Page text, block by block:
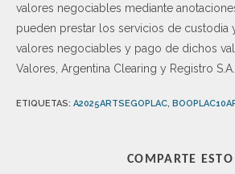
valores negociables mediante
pueden prestar los servicios de custodia
valores negociables y pago de dichos
Valores, Argentina Clearing y Registro S.A.
ETIQUETAS: A2025ARTSEGOPLAC,
COMPARTE ESTO